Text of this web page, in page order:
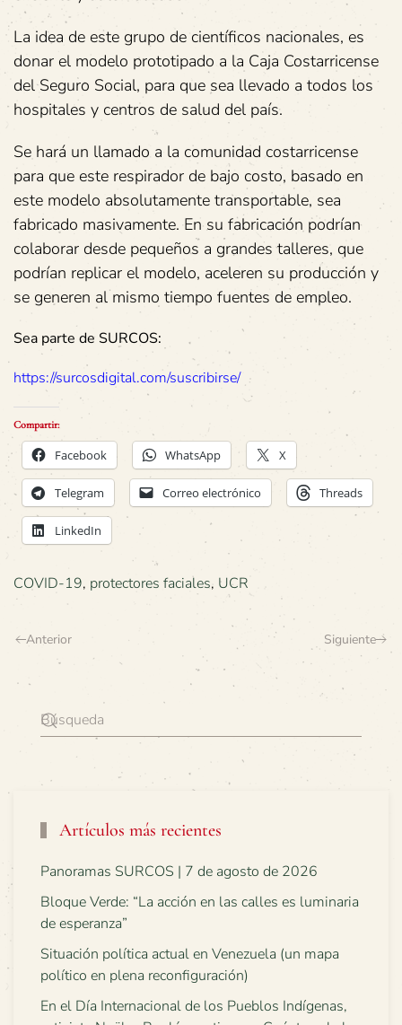
La idea de este grupo de científicos nacionales, es
donar el modelo prototipado a la Caja Costarricense
del Seguro Social, para que sea llevado a todos los
hospitales y centros de salud del país.
Se hará un llamado a la comunidad costarricense
para que este respirador de bajo costo, basado en
este modelo absolutamente transportable, sea
fabricado masivamente. En su fabricación podrían
colaborar desde pequeños a grandes talleres, que
podrían replicar el modelo, aceleren su producción y
se generen al mismo tiempo fuentes de empleo.
Sea parte de SURCOS:
https://surcosdigital.com/suscribirse/
Compartir:
Facebook WhatsApp X
Telegram Correo electrónico Threads
LinkedIn
COVID-19, protectores faciales, UCR
Anterior Siguiente
Artículos más recientes
Panoramas SURCOS | 7 de agosto de 2026
Bloque Verde: “La acción en las calles es luminaria
de esperanza”
Situación política actual en Venezuela (un mapa
político en plena reconfiguración)
En el Día Internacional de los Pueblos Indígenas,